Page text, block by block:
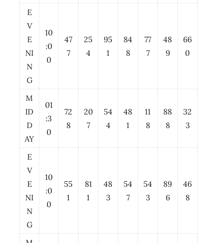
E
V
E
NI
N
G
10
:0
0
47
7
25
4
95
1
84
8
77
7
48
9
66
0
M
ID
D
AY
01
:3
0
72
8
20
7
54
4
48
1
11
8
88
8
32
3
E
V
E
NI
N
G
10
:0
0
55
1
81
1
48
3
54
7
54
3
89
6
46
8